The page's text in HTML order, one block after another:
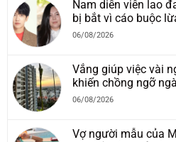
Nam diễn viên lao
bị bắt vì cáo buộc
06/08/2026
Vắng giúp việc vài
khiến chồng ngỡ
06/08/2026
Vợ người mẫu của